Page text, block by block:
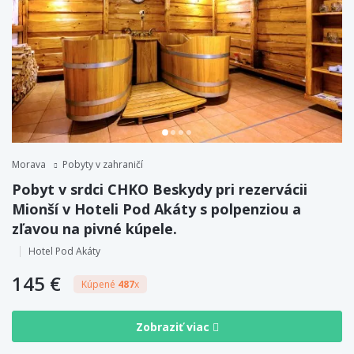
Morava Pobyty v zahraničí
Pobyt v srdci CHKO Beskydy pri rezervácii
Mionší v Hoteli Pod Akáty s polpenziou a
zľavou na pivné kúpele.
Hotel Pod Akáty
145 € Kúpené 487x
Zobraziť viac